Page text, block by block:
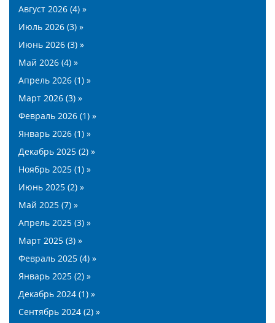
Август 2026 (4) »
Июль 2026 (3) »
Июнь 2026 (3) »
Май 2026 (4) »
Апрель 2026 (1) »
Март 2026 (3) »
Февраль 2026 (1) »
Январь 2026 (1) »
Декабрь 2025 (2) »
Ноябрь 2025 (1) »
Июнь 2025 (2) »
Май 2025 (7) »
Апрель 2025 (3) »
Март 2025 (3) »
Февраль 2025 (4) »
Январь 2025 (2) »
Декабрь 2024 (1) »
Сентябрь 2024 (2) »